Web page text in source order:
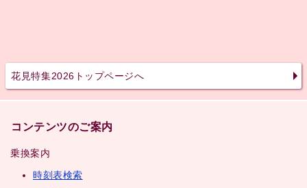
花見特集2026トップページへ
コンテンツのご案内
乗換案内
時刻表検索